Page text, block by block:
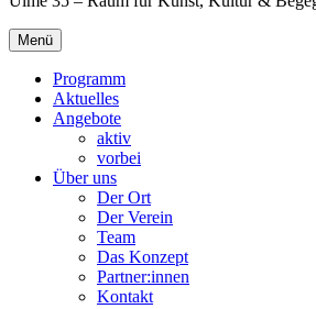
Primäres
Menü
Menü
Programm
Aktuelles
Angebote
aktiv
vorbei
Über uns
Der Ort
Der Verein
Team
Das Konzept
Partner:innen
Kontakt